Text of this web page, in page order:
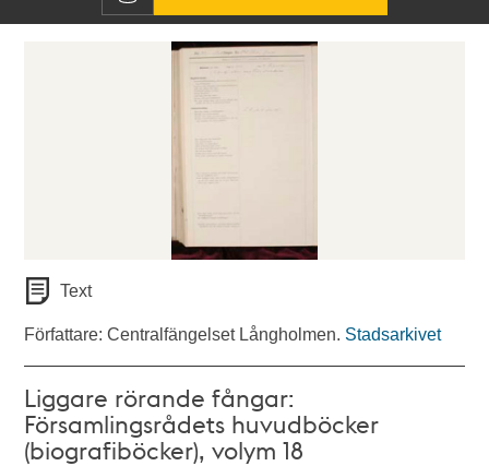
Text
Författare: Centralfängelset Långholmen. Stadsarkivet
Liggare rörande fångar:
Församlingsrådets huvudböcker
(biografiböcker), volym 18